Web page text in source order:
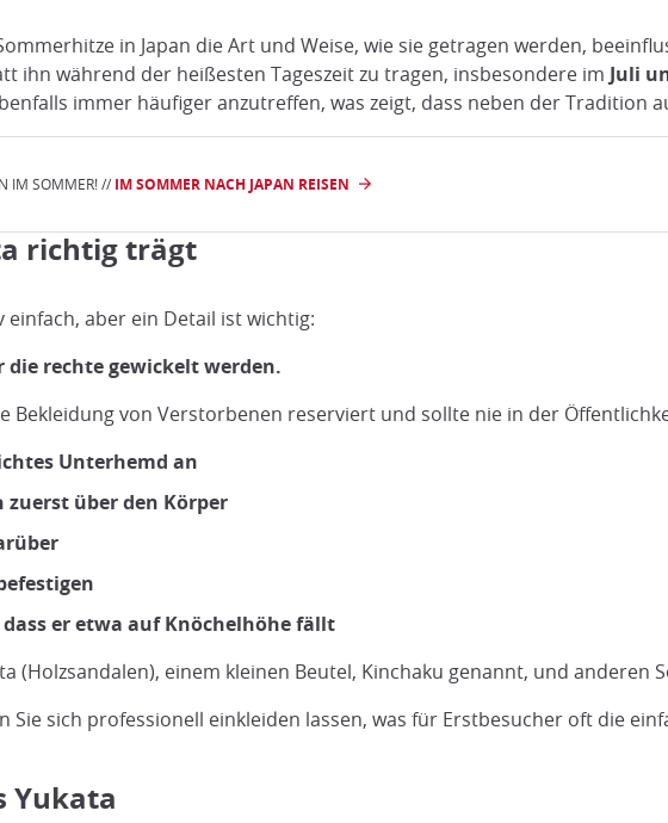
in Japan die Art und Weise, wie sie getragen werden,
ihn während der heißesten Tageszeit zu tragen, insbesondere im Juli
immer häufiger anzutreffen, was zeigt, dass neben der Tradition
IM SOMMER! // IM SOMMER NACH JAPAN REISEN
richtig trägt
einfach, aber ein Detail ist wichtig:
die rechte gewickelt werden.
Bekleidung von Verstorbenen reserviert und sollte nie in der
Unterhemd an
zuerst über den Körper
dass er etwa auf Knöchelhöhe fällt
(Holzsandalen), einem kleinen Beutel, Kinchaku genannt, und anderen
Sie sich professionell einkleiden lassen, was für Erstbesucher oft die
Yukata